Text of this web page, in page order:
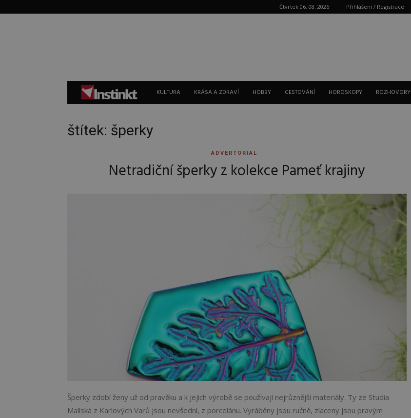
Čtvrtek 06. 08. 2026 Přihlášení / Registrace
Instinkt
KULTURA KRÁSA A ZDRAVÍ HOBBY CESTOVÁNÍ HOROSKOPY ROZHOVORY
štítek: šperky
ADVERTORIAL
Netradiční šperky z kolekce Pameť krajiny
Šperky zdobí ženy už od pravěku a k jejich výrobě se používají nejrůznější materiály. Ty ze Studia
Malíská z Karlových Varů jsou nevšední, z porcelánu. Vyráběny jsou ručně, zlaceny jsou pravým